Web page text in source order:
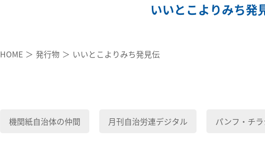
いいとこよりみち発
HOME 発行物 いいとこよりみち発見伝
機関紙自治体の仲間 月刊自治労連デジタル パンフ・チ